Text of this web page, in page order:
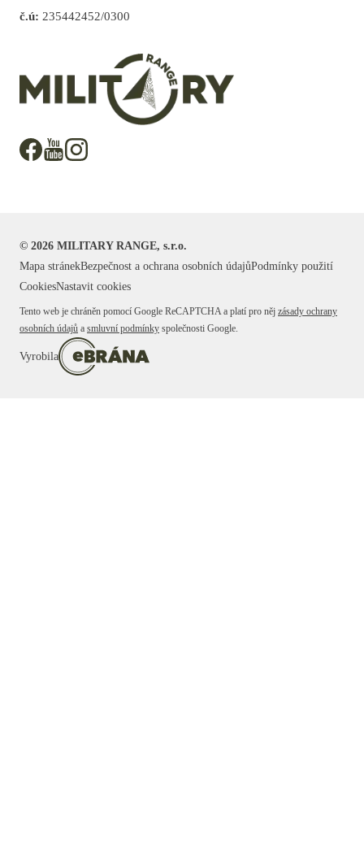
č.ú: 235442452/0300
© 2026 MILITARY RANGE, s.r.o.
Mapa stránekBezpečnost a ochrana osobních údajůPodmínky použití
CookiesNastavit cookies
Tento web je chráněn pomocí Google ReCAPTCHA a platí pro něj zásady ochrany
osobních údajů a smluvní podmínky společnosti Google.
Vyrobila